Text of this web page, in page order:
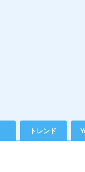
トレンド